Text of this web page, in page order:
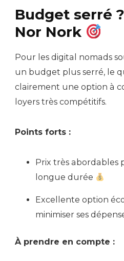
Budget serré
Nor Nork
Pour les digital nomads
un budget plus serré, le
clairement une option à
loyers très compétitifs.
Points forts :
Prix très abordables
longue durée
Excellente option
minimiser ses
À prendre en compte :